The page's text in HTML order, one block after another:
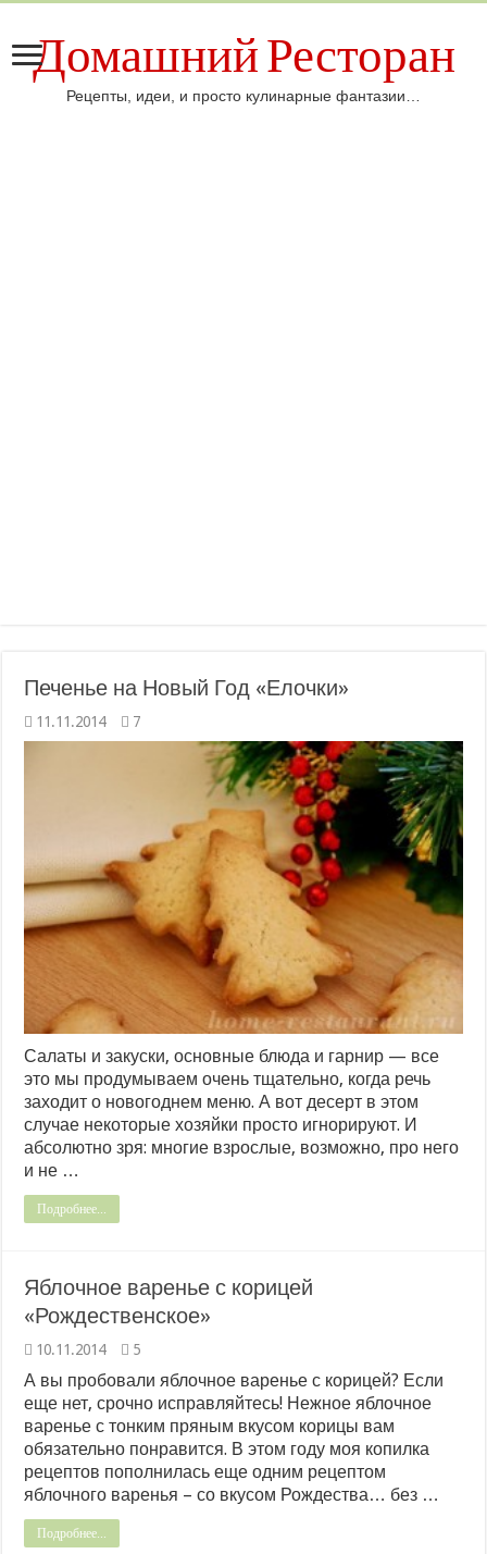
Домашний Ресторан
Рецепты, идеи, и просто кулинарные фантазии…
Печенье на Новый Год «Елочки»
11.11.2014 7
Салаты и закуски, основные блюда и гарнир — все
это мы продумываем очень тщательно, когда речь
заходит о новогоднем меню. А вот десерт в этом
случае некоторые хозяйки просто игнорируют. И
абсолютно зря: многие взрослые, возможно, про него
и не …
Подробнее...
Яблочное варенье с корицей
«Рождественское»
10.11.2014 5
А вы пробовали яблочное варенье с корицей? Если
еще нет, срочно исправляйтесь! Нежное яблочное
варенье с тонким пряным вкусом корицы вам
обязательно понравится. В этом году моя копилка
рецептов пополнилась еще одним рецептом
яблочного варенья – со вкусом Рождества… без …
Подробнее...